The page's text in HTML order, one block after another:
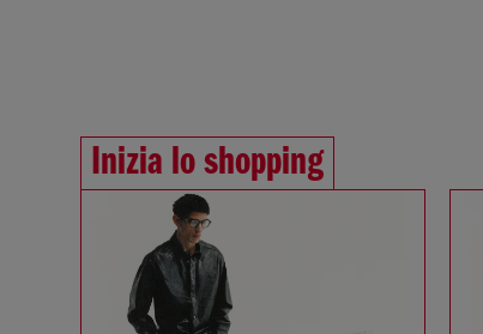
Inizia lo shopping